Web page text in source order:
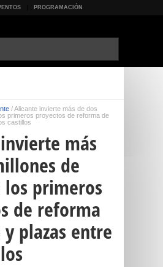
PROGRAMACIÓN
/Alicante invierte más de dos
primeros proyectos de reforma de
castillos
más
de
los primeros
de reforma
plazas entre